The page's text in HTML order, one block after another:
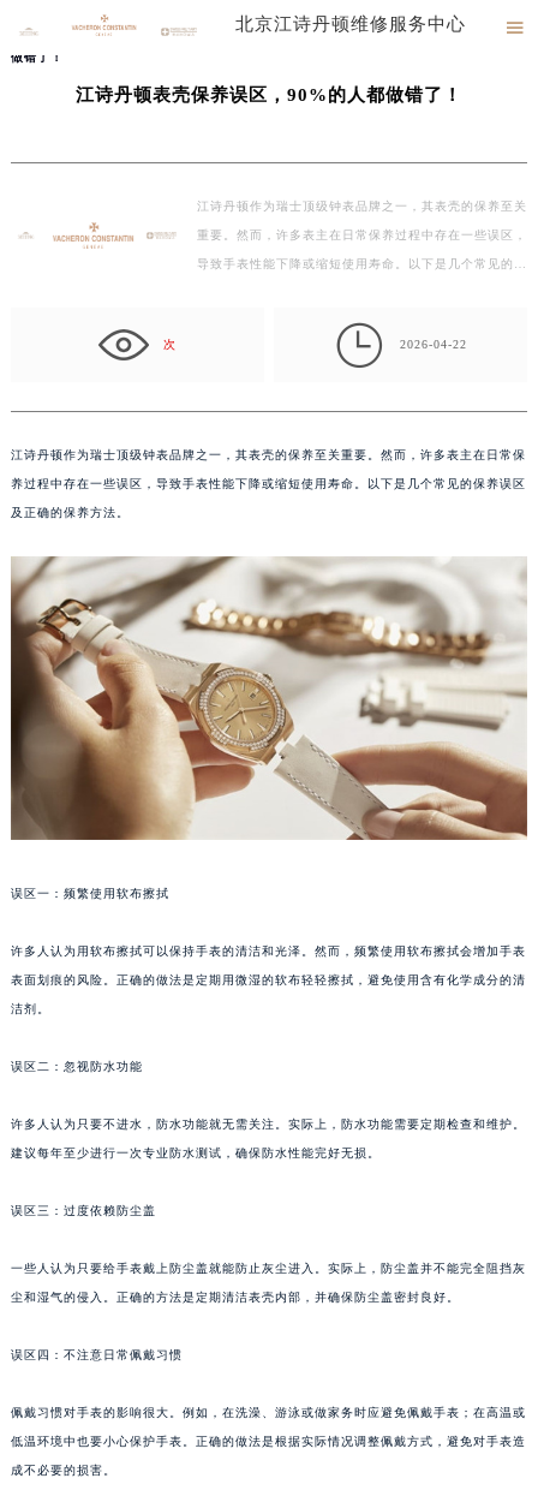
北京江诗丹顿维修服务中心 
当前位置：北京江诗丹顿售后服务地址 >文章库 > 江诗丹顿表壳保养误区，90%的人都
做错了！
江诗丹顿表壳保养误区，90%的人都做错了！
江诗丹顿作为瑞士顶级钟表品牌之一，其表壳的保养至关
重要。然而，许多表主在日常保养过程中存在一些误区，
导致手表性能下降或缩短使用寿命。以下是几个常见的…
次  2026-04-22
江诗丹顿作为瑞士顶级钟表品牌之一，其表壳的保养至关重要。然而，许多表主在日常保
养过程中存在一些误区，导致手表性能下降或缩短使用寿命。以下是几个常见的保养误区
及正确的保养方法。
误区一：频繁使用软布擦拭
许多人认为用软布擦拭可以保持手表的清洁和光泽。然而，频繁使用软布擦拭会增加手表
表面划痕的风险。正确的做法是定期用微湿的软布轻轻擦拭，避免使用含有化学成分的清
洁剂。
误区二：忽视防水功能
许多人认为只要不进水，防水功能就无需关注。实际上，防水功能需要定期检查和维护。
建议每年至少进行一次专业防水测试，确保防水性能完好无损。
误区三：过度依赖防尘盖
一些人认为只要给手表戴上防尘盖就能防止灰尘进入。实际上，防尘盖并不能完全阻挡灰
尘和湿气的侵入。正确的方法是定期清洁表壳内部，并确保防尘盖密封良好。
误区四：不注意日常佩戴习惯
佩戴习惯对手表的影响很大。例如，在洗澡、游泳或做家务时应避免佩戴手表；在高温或
低温环境中也要小心保护手表。正确的做法是根据实际情况调整佩戴方式，避免对手表造
成不必要的损害。